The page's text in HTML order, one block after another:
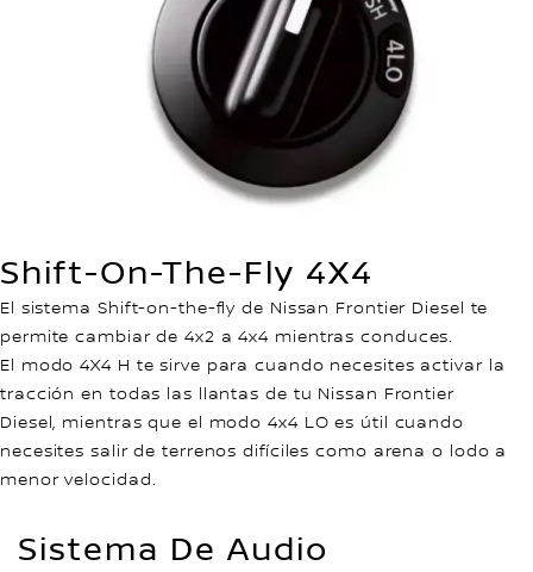
Shift-On-The-Fly 4X4
El sistema Shift-on-the-fly de Nissan Frontier Diesel te
permite cambiar de 4x2 a 4x4 mientras conduces.
El modo 4X4 H te sirve para cuando necesites activar la
tracción en todas las llantas de tu Nissan Frontier
Diesel, mientras que el modo 4x4 LO es útil cuando
necesites salir de terrenos difíciles como arena o lodo a
menor velocidad.
Sistema De Audio